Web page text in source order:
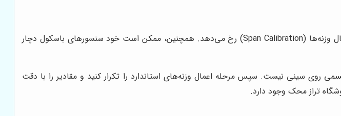
این مشکل معمولاً به دلیل کالیبراسیون نادرست نقطه صفر یا تنظیمات نادرست در مرحله اعمال وزنه‌ها (Span Calibration) رخ می‌دهد. همچنین، ممکن است خود سنسورهای باسکول دچار
روی سینی نیست. سپس مرحله اعمال وزنه‌های استاندارد را تکرار کنید و مقادیر را با دقت
تراز محک وجود دارد.